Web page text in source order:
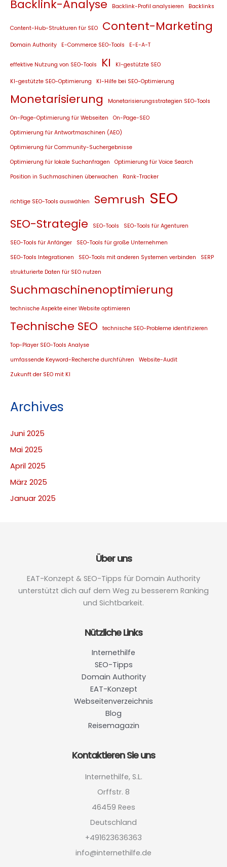
Backlink-Analyse Backlink-Profil analysieren Backlinks
Content-Hub-Strukturen für SEO Content-Marketing
Domain Authority E-Commerce SEO-Tools E-E-A-T
effektive Nutzung von SEO-Tools KI KI-gestützte SEO
KI-gestützte SEO-Optimierung KI-Hilfe bei SEO-Optimierung
Monetarisierung Monetarisierungsstrategien SEO-Tools
On-Page-Optimierung für Webseiten
On-Page-SEO
Optimierung für Antwortmaschinen (AEO)
Optimierung für Community-Suchergebnisse
Optimierung für lokale Suchanfragen
Optimierung für Voice Search
Position in Suchmaschinen überwachen
Rank-Tracker
richtige SEO-Tools auswählen Semrush SEO
SEO-Strategie SEO-Tools SEO-Tools für Agenturen
SEO-Tools für Anfänger
SEO-Tools für große Unternehmen
SEO-Tools Integrationen
SEO-Tools mit anderen Systemen verbinden
SERP
strukturierte Daten für SEO nutzen
Suchmaschinenoptimierung
technische Aspekte einer Website optimieren
Technische SEO technische SEO-Probleme identifizieren
Top-Player SEO-Tools Analyse
umfassende Keyword-Recherche durchführen
Website-Audit
Zukunft der SEO mit KI
Archives
Juni 2025
Mai 2025
April 2025
März 2025
Januar 2025
Über uns
EAT-Konzept & SEO-Tipps für Domain Authority
unterstützt dich auf dem Weg zu besserem Ranking
und Sichtbarkeit.
Nützliche Links
Internethilfe
SEO-Tipps
Domain Authority
EAT-Konzept
Webseitenverzeichnis
Blog
Reisemagazin
Kontaktieren Sie uns
Internethilfe, S.L.
Orffstr. 8
46459 Rees
Deutschland
+491623636363
info@internethilfe.de